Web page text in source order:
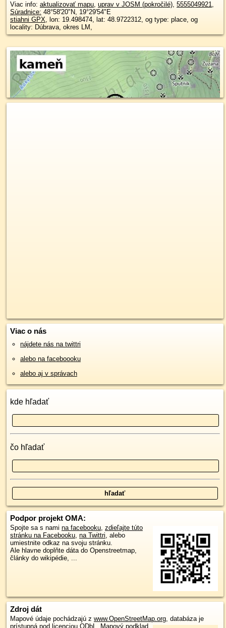
Viac info: aktualizovať mapu, uprav v JOSM (pokročilé), 5555049921,
Súradnice: 48°58'20"N, 19°29'54"E
stiahni GPX, lon: 19.498474, lat: 48.9722312, og type: place, og
locality: Dúbrava, okres LM,
Viac o nás
nájdete nás na twittri
alebo na faceboooku
alebo aj v správach
kde hľadať
čo hľadať
Podpor projekt OMA:
Spojte sa s nami na facebooku, zdieľajte túto
stránku na Facebooku, na Twittri, alebo
umiestnite odkaz na svoju stránku.
Ale hlavne doplňte dáta do Openstreetmap,
články do wikipédie, ...
Zdroj dát
Mapové údaje pochádzajú z www.OpenStreetMap.org, databáza je
prístupná pod licenciou ODbL Mapový podklad